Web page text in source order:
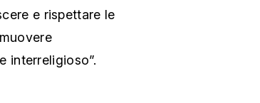
e rispettare le
interreligioso”.